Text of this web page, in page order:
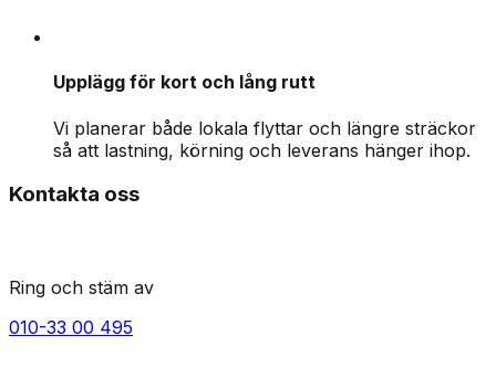
Upplägg för kort och lång rutt
Vi planerar både lokala flyttar och längre sträckor
så att lastning, körning och leverans hänger ihop.
Kontakta oss
Ring och stäm av
010-33 00 495